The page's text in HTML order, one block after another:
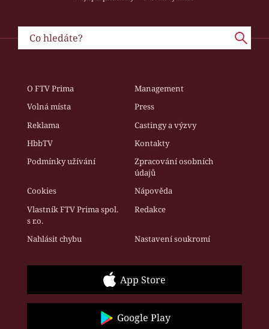
O FTV Prima
Management
Volná místa
Press
Reklama
Castingy a výzvy
HbbTV
Kontakty
Podmínky užívání
Zpracování osobních
údajů
Cookies
Nápověda
Vlastník FTV Prima spol.
s r.o.
Redakce
Nahlásit chybu Nastavení soukromí
App Store
Google Play